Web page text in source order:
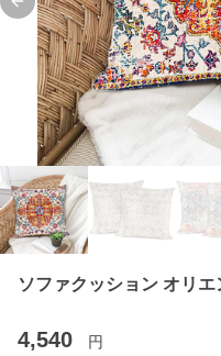
Previous slide
ソファクッション オリ
4,540 円